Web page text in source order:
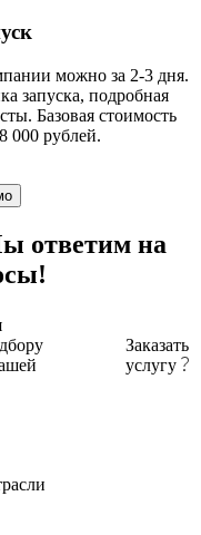
можно за 2-3 дня.
запуска, подробная
Базовая стоимость
000 рублей.
ответим на
Заказать
услугу